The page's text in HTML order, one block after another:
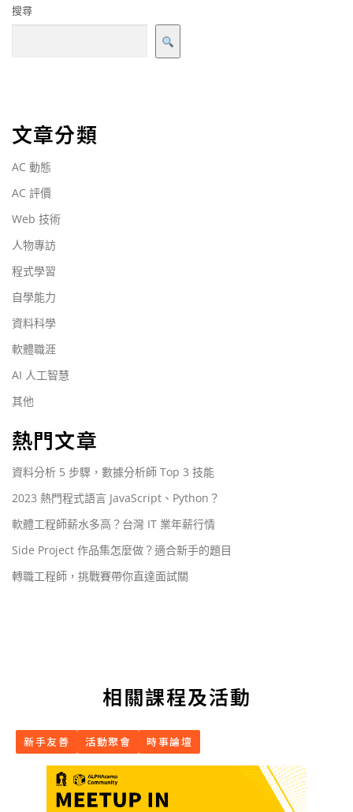
搜尋
文章分類
AC 動態
AC 評價
Web 技術
人物專訪
程式學習
自學能力
資料科學
軟體職涯
AI 人工智慧
其他
熱門文章
資料分析 5 步驟，數據分析師 Top 3 技能
2023 熱門程式語言 JavaScript、Python？
軟體工程師薪水多高？台灣 IT 業年薪行情
Side Project 作品集怎麼做？適合新手的題目
轉職工程師，挑戰賽帶你直達面試關
相關課程及活動
新手友善 活動聚會 時事論壇